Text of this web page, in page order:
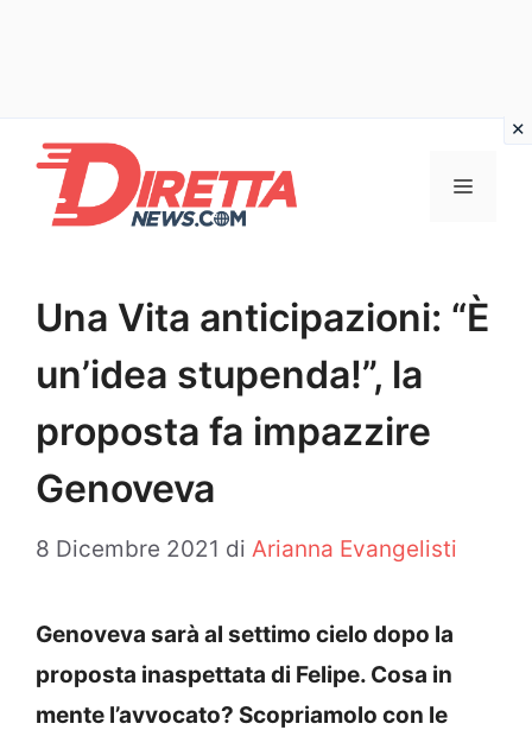
contenuto
Menu
Una Vita anticipazioni: “È
un’idea stupenda!”, la
proposta fa impazzire
Genoveva
8 Dicembre 2021 di Arianna Evangelisti
Genoveva sarà al settimo cielo dopo la
proposta inaspettata di Felipe. Cosa in
mente l’avvocato? Scopriamolo con le